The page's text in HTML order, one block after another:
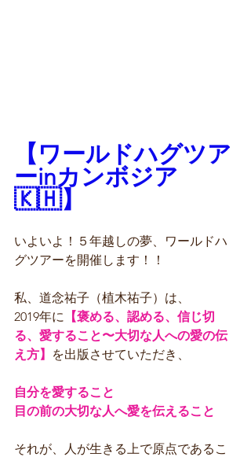
【ワールドハグツア
ーinカンボジア
🇰🇭】
いよいよ！５年越しの夢、ワールドハ
グツアーを開催します！！
私、道念祐子（植木祐子）は、
2019年に
【褒める、認める、信じ切
る、愛すること〜大切な人への愛の伝
え方】
を出版させていただき、
自分を愛すること
目の前の大切な人へ愛を伝えること
それが、人が生きる上で原点であるこ